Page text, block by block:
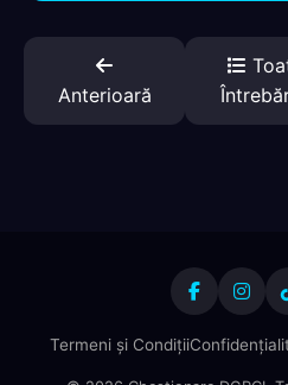
Anterioară
Termeni și Condiții